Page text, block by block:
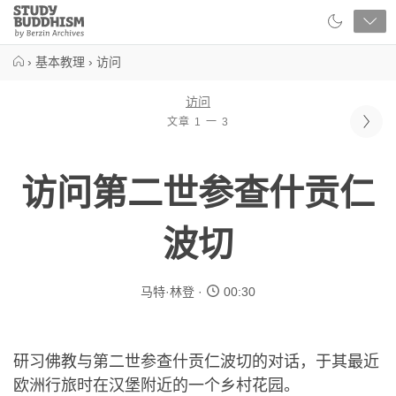
Close
Study
Buddhism
› 基本教理 › 访问
访问
文章 1 一 3
访问第二世参查什贡仁
波切
马特·林登 00:30
研习佛教与第二世参查什贡仁波切的对话，于其最近
欧洲行旅时在汉堡附近的一个乡村花园。